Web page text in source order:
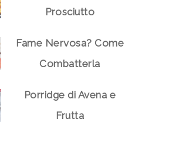
Prosciutto
Fame Nervosa? Come
Combatterla
Porridge di Avena e
Frutta